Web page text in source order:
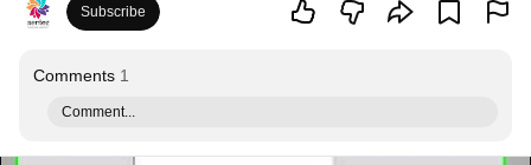
Subscribe
Comments 1
Comment...